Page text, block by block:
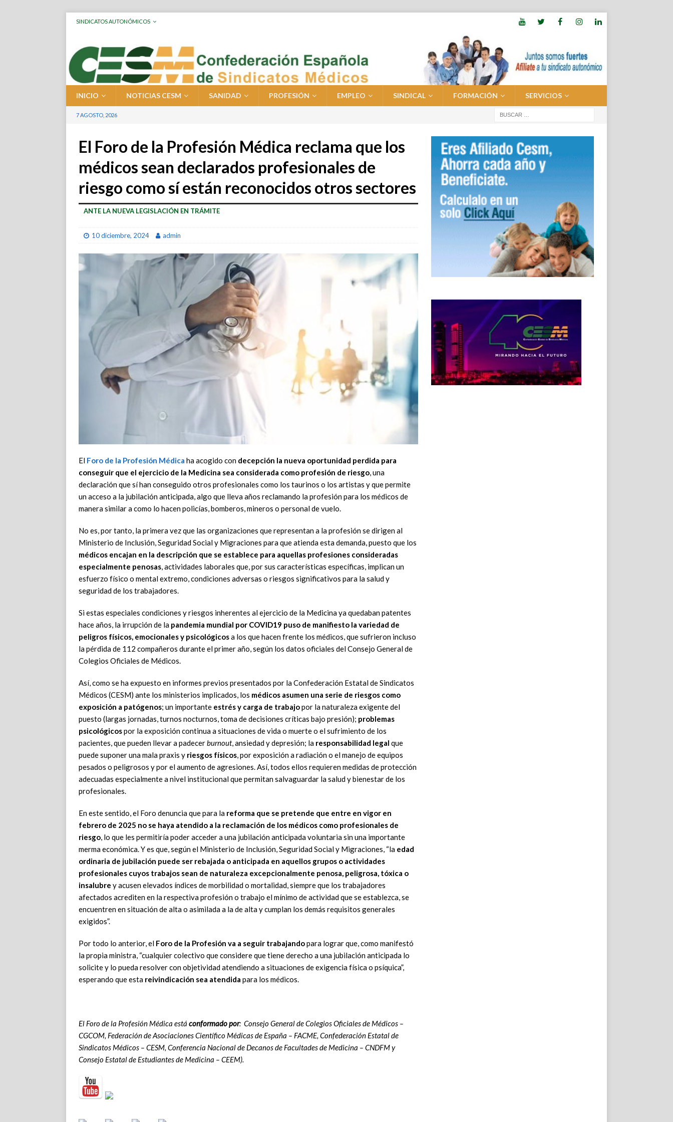
SINDICATOS AUTONÓMICOS
INICIO NOTICIAS CESM SANIDAD PROFESIÓN EMPLEO SINDICAL FORMACIÓN SERVICIOS
7 AGOSTO, 2026
El Foro de la Profesión Médica reclama que los
médicos sean declarados profesionales de
riesgo como sí están reconocidos otros sectores
ANTE LA NUEVA LEGISLACIÓN EN TRÁMITE
10 diciembre, 2024 admin
El Foro de la Profesión Médica ha acogido con decepción la nueva oportunidad perdida para
conseguir que el ejercicio de la Medicina sea considerada como profesión de riesgo, una
declaración que sí han conseguido otros profesionales como los taurinos o los artistas y que permite
un acceso a la jubilación anticipada, algo que lleva años reclamando la profesión para los médicos de
manera similar a como lo hacen policías, bomberos, mineros o personal de vuelo.
No es, por tanto, la primera vez que las organizaciones que representan a la profesión se dirigen al
Ministerio de Inclusión, Seguridad Social y Migraciones para que atienda esta demanda, puesto que los
médicos encajan en la descripción que se establece para aquellas profesiones consideradas
especialmente penosas, actividades laborales que, por sus características específicas, implican un
esfuerzo físico o mental extremo, condiciones adversas o riesgos significativos para la salud y
seguridad de los trabajadores.
Si estas especiales condiciones y riesgos inherentes al ejercicio de la Medicina ya quedaban patentes
hace años, la irrupción de la pandemia mundial por COVID19 puso de manifiesto la variedad de
peligros físicos, emocionales y psicológicosa los que hacen frente los médicos, que sufrieron incluso
la pérdida de 112 compañeros durante el primer año, según los datos oficiales del Consejo General de
Colegios Oficiales de Médicos.
Así, como se ha expuesto en informes previos presentados por la Confederación Estatal de Sindicatos
Médicos (CESM) ante los ministerios implicados, los médicos asumen una serie de riesgos como
exposición a patógenos; un importante estrés y carga de trabajopor la naturaleza exigente del
puesto (largas jornadas, turnos nocturnos, toma de decisiones críticas bajo presión); problemas
psicológicospor la exposición continua a situaciones de vida o muerte o el sufrimiento de los
pacientes, que pueden llevar a padecerburnout, ansiedad y depresión; la responsabilidad legal que
puede suponer una mala praxis y riesgos físicos, por exposición a radiación o el manejo de equipos
pesados o peligrosos y por el aumento de agresiones. Así, todos ellos requieren medidas de protección
adecuadas especialmente a nivel institucional que permitan salvaguardar la salud y bienestar de los
profesionales.
En este sentido, el Foro denuncia que para la reforma que se pretende que entre en vigor en
febrero de 2025 no se haya atendido a la reclamación de los médicos como profesionales de
riesgo, lo que les permitiría poder acceder a una jubilación anticipada voluntaria sin una importante
merma económica. Y es que, según el Ministerio de Inclusión, Seguridad Social y Migraciones, “la edad
ordinaria de jubilación puede ser rebajada o anticipada en aquellos grupos o actividades
profesionales cuyos trabajos sean de naturaleza excepcionalmente penosa, peligrosa, tóxica o
insalubre y acusen elevados índices de morbilidad o mortalidad, siempre que los trabajadores
afectados acrediten en la respectiva profesión o trabajo el mínimo de actividad que se establezca, se
encuentren en situación de alta o asimilada a la de alta y cumplan los demás requisitos generales
exigidos”.
Por todo lo anterior, el Foro de la Profesión va a seguir trabajandopara lograr que, como manifestó
la propia ministra, “cualquier colectivo que considere que tiene derecho a una jubilación anticipada lo
solicite y lo pueda resolver con objetividad atendiendo a situaciones de exigencia física o psíquica”,
esperando que esta reivindicación sea atendida para los médicos.
El Foro de la Profesión Médica está conformado por: Consejo General de Colegios Oficiales de Médicos –
CGCOM, Federación de Asociaciones Científico Médicas de España – FACME, Confederación Estatal de
Sindicatos Médicos – CESM, Conferencia Nacional de Decanos de Facultades de Medicina – CNDFM y
Consejo Estatal de Estudiantes de Medicina – CEEM).